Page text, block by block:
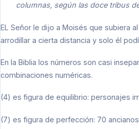
columnas, según las doce tribus
EL Señor le dijo a Moisés que subiera
arrodillar a cierta distancia y solo él
En la Biblia los números son casi
combinaciones numéricas.
(4) es figura de equilibrio: personajes
(7) es figura de perfección: 70